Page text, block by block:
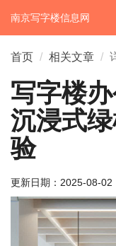
南京写字楼信息网
首页 相关文章
写字楼
沉浸式
验
更新日期： 2025-08-02